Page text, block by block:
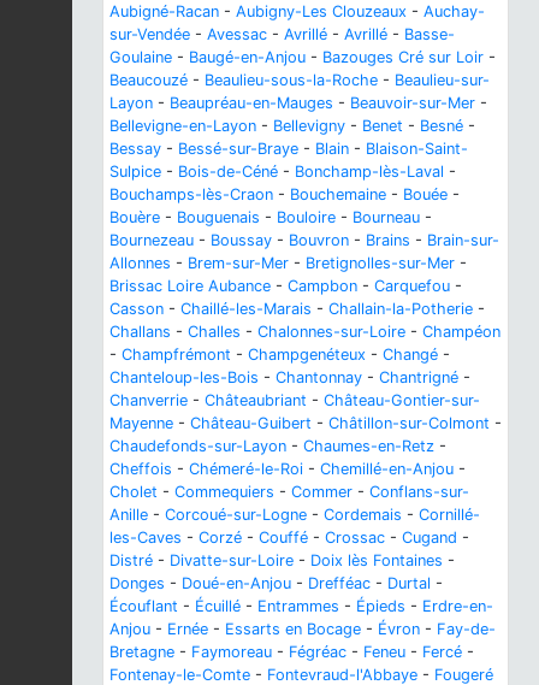
Aubigné-Racan - Aubigny-Les Clouzeaux - Auchay-
sur-Vendée - Avessac - Avrillé - Avrillé - Basse-
Goulaine - Baugé-en-Anjou - Bazouges Cré sur Loir -
Beaucouzé - Beaulieu-sous-la-Roche - Beaulieu-sur-
Layon - Beaupréau-en-Mauges - Beauvoir-sur-Mer -
Bellevigne-en-Layon - Bellevigny - Benet - Besné -
Bessay - Bessé-sur-Braye - Blain - Blaison-Saint-
Sulpice - Bois-de-Céné - Bonchamp-lès-Laval -
Bouchamps-lès-Craon - Bouchemaine - Bouée -
Bouère - Bouguenais - Bouloire - Bourneau -
Bournezeau - Boussay - Bouvron - Brains - Brain-sur-
Allonnes - Brem-sur-Mer - Bretignolles-sur-Mer -
Brissac Loire Aubance - Campbon - Carquefou -
Casson - Chaillé-les-Marais - Challain-la-Potherie -
Challans - Challes - Chalonnes-sur-Loire - Champéon
- Champfrémont - Champgenéteux - Changé -
Chanteloup-les-Bois - Chantonnay - Chantrigné -
Chanverrie - Châteaubriant - Château-Gontier-sur-
Mayenne - Château-Guibert - Châtillon-sur-Colmont -
Chaudefonds-sur-Layon - Chaumes-en-Retz -
Cheffois - Chémeré-le-Roi - Chemillé-en-Anjou -
Cholet - Commequiers - Commer - Conflans-sur-
Anille - Corcoué-sur-Logne - Cordemais - Cornillé-
les-Caves - Corzé - Couffé - Crossac - Cugand -
Distré - Divatte-sur-Loire - Doix lès Fontaines -
Donges - Doué-en-Anjou - Drefféac - Durtal -
Écouflant - Écuillé - Entrammes - Épieds - Erdre-en-
Anjou - Ernée - Essarts en Bocage - Évron - Fay-de-
Bretagne - Faymoreau - Fégréac - Feneu - Fercé -
Fontenay-le-Comte - Fontevraud-l'Abbaye - Fougeré